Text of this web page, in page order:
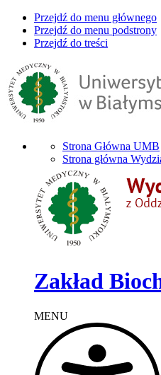
Przejdź do menu głównego
Przejdź do menu podstrony
Przejdź do treści
Strona Główna UMB
Strona główna
Zakład
MENU